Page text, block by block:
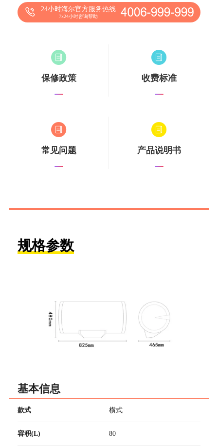
24小时海尔官方服务热线
7x24小时咨询帮助
保修政策 收费标准
常见问题 产品说明书
规格参数
基本信息
款式 横式
容积(L) 80